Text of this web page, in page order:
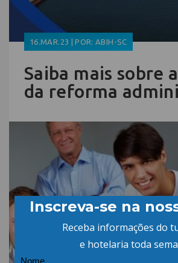
16.MAR.23 | POR: ABIH-SC
Saiba mais sobre
da reforma